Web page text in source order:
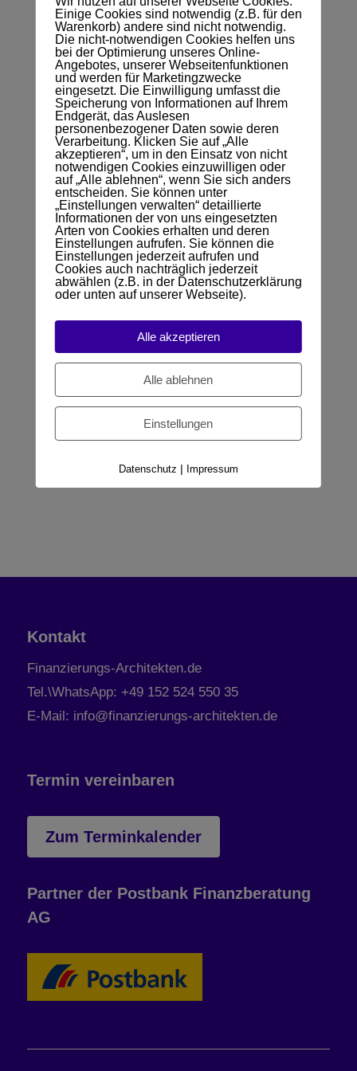
R
schnellen
Terminmöglichkeiten
(innerhalb von 48 Stunden)
R
direkter Kommunikation zum
persönlichen Berater
R
zwei bis drei verständlichen
Finanzierungsvorschlägen
R
verständnisvollen Beratern,
die sich Zeit nehmen
R einer kostenfreien Beratung
Jetzt Termin buchen
Kontakt
Finanzierungs-Architekten.de
Tel.\WhatsApp: +49 152 524 550 35
E-Mail: info@finanzierungs-architekten.de
Termin vereinbaren
Zum Terminkalender
Partner der Postbank Finanzberatung
AG
Einige Cookies sind notwendig (z.B. für den
Warenkorb) andere sind nicht notwendig.
Die nicht-notwendigen Cookies helfen uns
bei der Optimierung unseres Online-
Angebotes, unserer Webseitenfunktionen
und werden für Marketingzwecke
eingesetzt. Die Einwilligung umfasst die
Speicherung von Informationen auf Ihrem
Endgerät, das Auslesen
personenbezogener Daten sowie deren
Verarbeitung. Klicken Sie auf „Alle
akzeptieren“, um in den Einsatz von nicht
notwendigen Cookies einzuwilligen oder
auf „Alle ablehnen“, wenn Sie sich anders
entscheiden. Sie können unter
„Einstellungen verwalten“ detaillierte
Informationen der von uns eingesetzten
Arten von Cookies erhalten und deren
Einstellungen aufrufen. Sie können die
Einstellungen jederzeit aufrufen und
Cookies auch nachträglich jederzeit
abwählen (z.B. in der Datenschutzerklärung
oder unten auf unserer Webseite).
Alle akzeptieren
Alle ablehnen
Einstellungen
Datenschutz | Impressum